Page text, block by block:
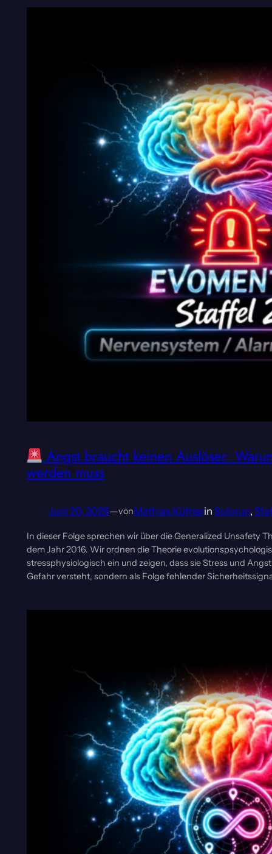
Angst braucht keinen Auslöser:
werden muss
Juni 20, 2026—vonMathias Küfnerin Solorun,
In dieser Folge sprechen wir über die Generalized Unsafety
dem Jahr 2016. Wir ordnen die Theorie
stressphysiologisch ein und zeigen, dass sie Stress und
Gefahr versteht, sondern als Folge fehlender